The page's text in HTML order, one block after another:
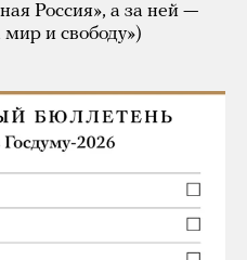
Россия», а за ней —
мир и свободу»)